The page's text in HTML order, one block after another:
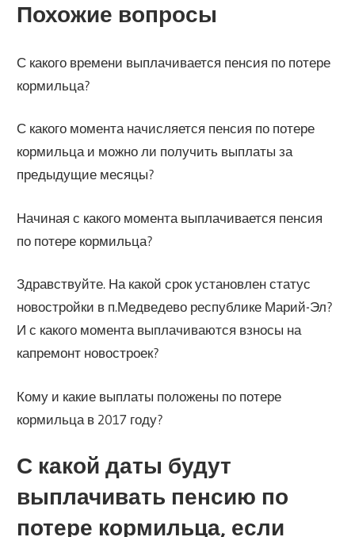
Похожие вопросы
С какого времени выплачивается пенсия по потере
кормильца?
С какого момента начисляется пенсия по потере
кормильца и можно ли получить выплаты за
предыдущие месяцы?
Начиная с какого момента выплачивается пенсия
по потере кормильца?
Здравствуйте. На какой срок установлен статус
новостройки в п.Медведево республике Марий-Эл?
И с какого момента выплачиваются взносы на
капремонт новостроек?
Кому и какие выплаты положены по потере
кормильца в 2017 году?
С какой даты будут
выплачивать пенсию по
потере кормильца, если